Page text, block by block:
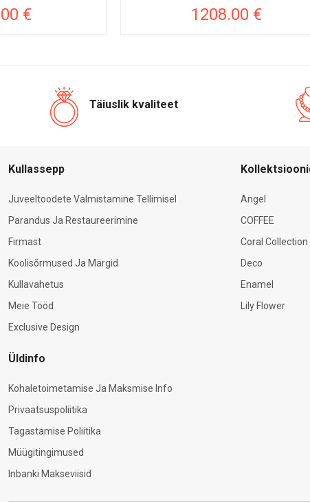
Täiuslik kvaliteet
Kullassepp
Juveeltoodete Valmistamine Tellimisel
Parandus Ja Restaureerimine
Firmast
Koolisõrmused Ja Märgid
Kullavahetus
Meie Tööd
Exclusive Design
Üldinfo
Kohaletoimetamise Ja Maksmise Info
Privaatsuspoliitika
Tagastamise Poliitika
Müügitingimused
Inbanki Makseviisid
Angel
COFFEE
Coral Collection
Deco
Enamel
Lily Flower